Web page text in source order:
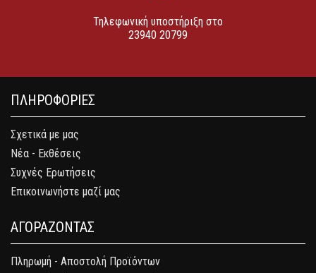
Τηλεφωνική υποστήριξη στο
23940 20799
ΠΛΗΡΟΦΟΡΙΕΣ
Σχετικά με μας
Νέα - Εκθέσεις
Συχνές Ερωτήσεις
Επικοινωνήστε μαζί μας
ΑΓΟΡΑΖΟΝΤΑΣ
Πληρωμή - Αποστολή Προϊόντων